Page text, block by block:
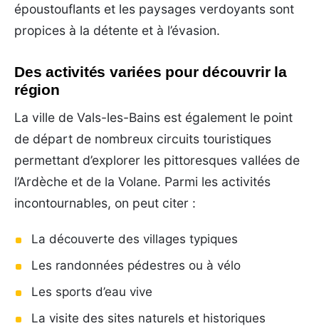
époustouflants et les paysages verdoyants sont
propices à la détente et à l’évasion.
Des activités variées pour découvrir la
région
La ville de Vals-les-Bains est également le point
de départ de nombreux circuits touristiques
permettant d’explorer les pittoresques vallées de
l’Ardèche et de la Volane. Parmi les activités
incontournables, on peut citer :
La découverte des villages typiques
Les randonnées pédestres ou à vélo
Les sports d’eau vive
La visite des sites naturels et historiques